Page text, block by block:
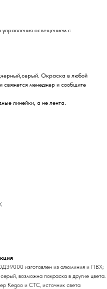
управления освещением с
Окраска в любой
свяжется менеджер и сообщите
линейки, а не лента.
изготовлен из алюминия и ПВХ;
возможна покраска в другие цвета.
Kegoo и СТС, источник света